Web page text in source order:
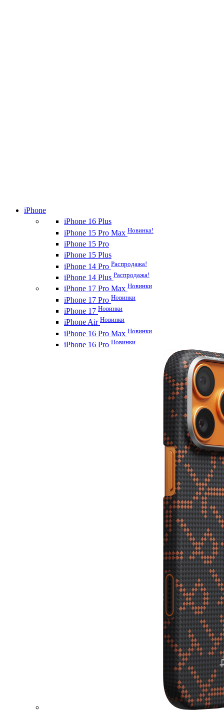
iPhone
iPhone 16 Plus
iPhone 15 Pro Max Новинка!
iPhone 15 Pro
iPhone 15 Plus
iPhone 14 Pro Распродажа!
iPhone 14 Plus Распродажа!
iPhone 17 Pro Max Новинки
iPhone 17 Pro Новинки
iPhone 17 Новинки
iPhone Air Новинки
iPhone 16 Pro Max Новинки
iPhone 16 Pro Новинки